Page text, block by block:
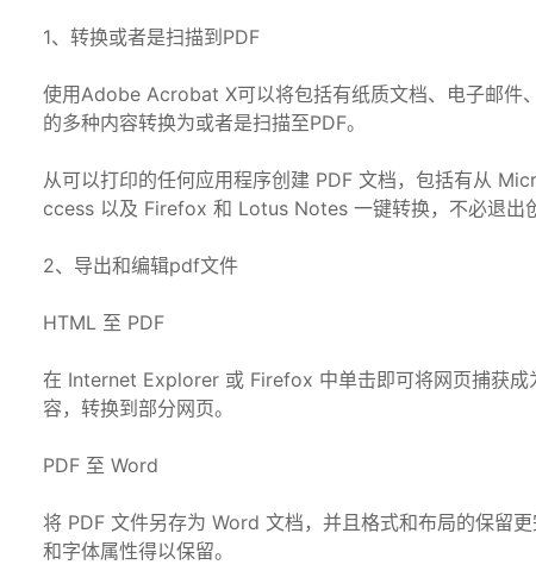
1、转换或者是扫描到PDF
使用Adobe Acrobat X可以将包括有纸质文档、电子邮件
的多种内容转换为或者是扫描至PDF。
从可以打印的任何应用程序创建 PDF 文档，包括有从
ccess 以及 Firefox 和 Lotus Notes 一键转换，不必退出
2、导出和编辑pdf文件
HTML 至 PDF
在 Internet Explorer 或 Firefox 中单击即可将网页捕获成
容，转换到部分网页。
PDF 至 Word
将 PDF 文件另存为 Word 文档，并且格式和布局的保留
和字体属性得以保留。